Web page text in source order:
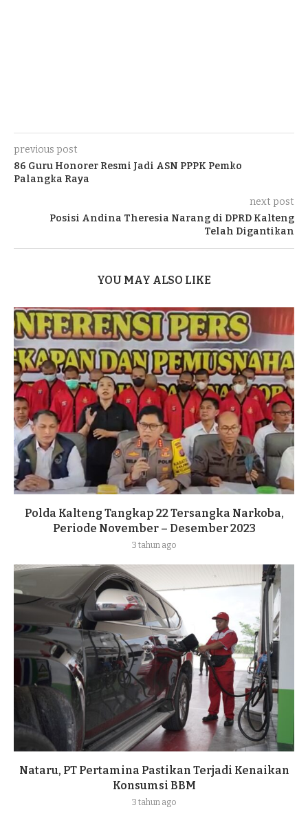
previous post
86 Guru Honorer Resmi Jadi ASN PPPK Pemko
Palangka Raya
next post
Posisi Andina Theresia Narang di DPRD Kalteng
Telah Digantikan
YOU MAY ALSO LIKE
Polda Kalteng Tangkap 22 Tersangka Narkoba,
Periode November – Desember 2023
3 tahun ago
Nataru, PT Pertamina Pastikan Terjadi Kenaikan
Konsumsi BBM
3 tahun ago